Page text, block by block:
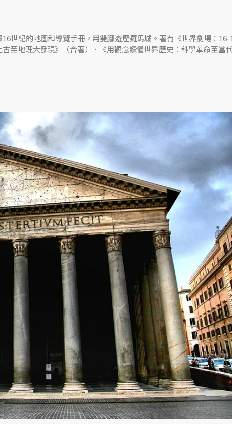
世紀的地圖和導覽手冊，用雙腳遊歷羅馬城。著有《世界劇場：16-
至地理大發現》（合著）、《用觀念讀懂世界歷史：科學革命至當